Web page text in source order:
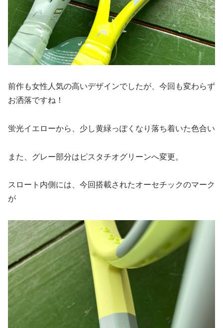
前作も女性人気の高いデザインでしたが、今回も変わらず
お洒落ですね！
蛍光イエローから、少し黄緑っぽくなり落ち着いた色合い
また、グレー部分はピスタチオグリーンへ変更。
スロート内側には、今回搭載されたオーセチックのマーク
が